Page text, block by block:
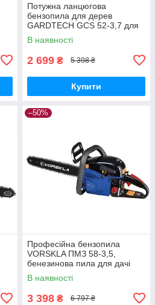
Потужна ланцюгова
бензопила для дерев
GARDTECH GCS 52-3,7 для
різання дров, Бензопила для
дому
В наявності
2 699 ₴ 5 398 ₴
Купити
–50%
Професійна бензопила
VORSKLA ПМЗ 58-3,5,
бенезинова пила для дачі
(405 мм шина,2 шини,2
ланцюги)
В наявності
3 398 ₴ 6 797 ₴